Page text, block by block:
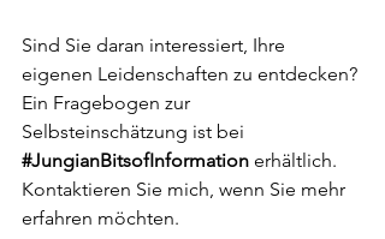
Sind Sie daran interessiert, Ihre
eigenen Leidenschaften zu entdecken?
Ein Fragebogen zur
Selbsteinschätzung ist bei
#JungianBitsofInformation erhältlich.
Kontaktieren Sie mich, wenn Sie mehr
erfahren möchten.